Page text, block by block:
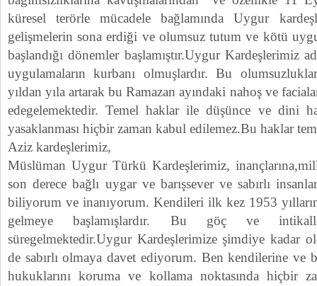
küresel terörle mücadele bağlamında Uygur
gelişmelerin sona erdiği ve olumsuz tutum ve kötü
başlandığı dönemler başlamıştır.Uygur Kardeşlerimiz
uygulamaların kurbanı olmuşlardır. Bu
yıldan yıla artarak bu Ramazan ayındaki nahoş ve
edegelemektedir. Temel haklar ile düşünce ve dini
yasaklanması hiçbir zaman kabul edilemez.Bu haklar
Aziz kardeşlerimiz,
Müslüman Uygur Türkü Kardeşlerimiz,
son derece bağlı uygar ve barışsever ve sabırlı
biliyorum ve inanıyorum. Kendileri ilk kez 1953
gelmeye başlamışlardır. Bu göç ve
süregelmektedir.Uygur Kardeşlerimize şimdiye kadar
de sabırlı olmaya davet ediyorum. Ben kendilerine ve
hukuklarını koruma ve kollama noktasında hiçbir